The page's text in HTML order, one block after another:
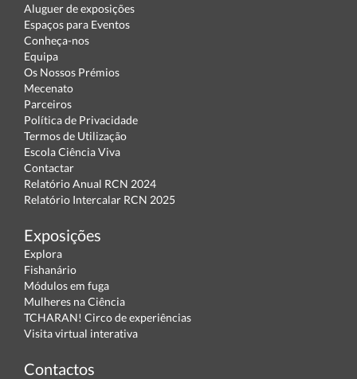
Aluguer de exposições
Espaços para Eventos
Conheça-nos
Equipa
Os Nossos Prémios
Mecenato
Parceiros
Política de Privacidade
Termos de Utilização
Escola Ciência Viva
Contactar
Relatório Anual RCN 2024
Relatório Intercalar RCN 2025
Exposições
Explora
Fishanário
Módulos em fuga
Mulheres na Ciência
TCHARAN! Circo de experiências
Visita virtual interativa
Contactos